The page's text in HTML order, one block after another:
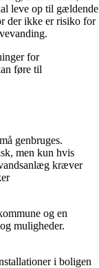
leve op til gældende
der ikke er risiko for
for
føre til
genbruges.
men kun hvis
kræver
og en
muligheder.
i boligen